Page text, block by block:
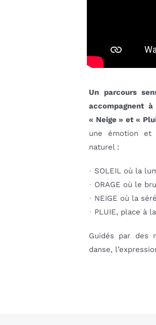
Un parcours
accompagnent
« Neige » et «
une émotion et
naturel :
• SOLEIL où la
• ORAGE où le
• NEIGE où la
• PLUIE, place à
Guidés par des
danse,